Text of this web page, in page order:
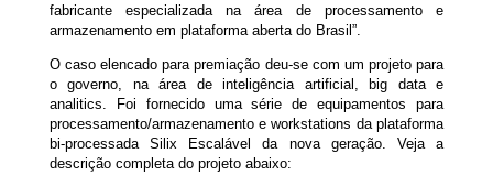
fabricante especializada na área de processamento e
armazenamento em plataforma aberta do Brasil”.
O caso elencado para premiação deu-se com um projeto para
o governo, na área de inteligência artificial, big data e
analitics. Foi fornecido uma série de equipamentos para
processamento/armazenamento e workstations da plataforma
bi-processada Silix Escalável da nova geração. Veja a
descrição completa do projeto abaixo: